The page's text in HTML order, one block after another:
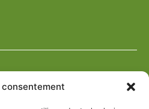
consentement